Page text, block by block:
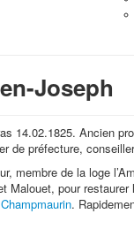
Joseph
14.02.1825. Ancien
de préfecture,
membre de la loge
Malouet, pour
.